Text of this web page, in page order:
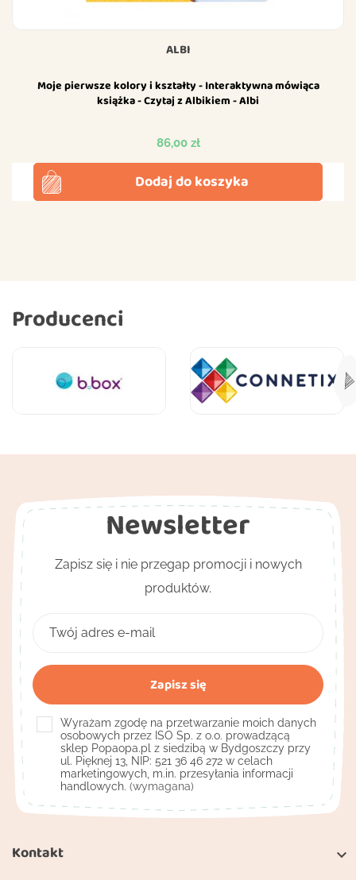
ALBI
Moje pierwsze kolory i kształty - Interaktywna mówiąca
książka - Czytaj z Albikiem - Albi
Cena
86,00 zł
Dodaj do koszyka
Producenci
Kontakt 
Newsletter
Zapisz się i nie przegap promocji i nowych
produktów.
Wyrażam zgodę na przetwarzanie moich danych
osobowych przez ISO Sp. z o.o. prowadzącą
sklep Popaopa.pl z siedzibą w Bydgoszczy przy
ul. Pięknej 13, NIP: 521 36 46 272 w celach
marketingowych, m.in. przesyłania informacji
handlowych. (wymagana)